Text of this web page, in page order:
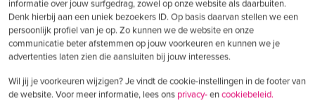
informatie over jouw surfgedrag, zowel op onze website als daarbuiten.
Denk hierbij aan een uniek bezoekers ID. Op basis daarvan stellen we een
persoonlijk profiel van je op. Zo kunnen we de website en onze
communicatie beter afstemmen op jouw voorkeuren en kunnen we je
advertenties laten zien die aansluiten bij jouw interesses.
Wil jij je voorkeuren wijzigen? Je vindt de cookie-instellingen in de footer van
de website. Voor meer informatie, lees ons privacy-encookiebeleid.